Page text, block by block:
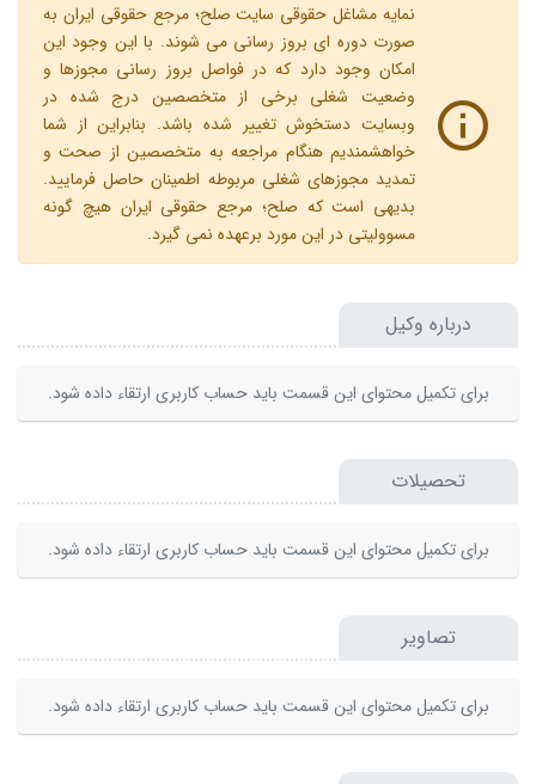
نمایه مشاغل حقوقی سایت صلح؛ مرجع حقوقی ایران به
صورت دوره ای بروز رسانی می شوند. با این وجود این
امکان وجود دارد که در فواصل بروز رسانی مجوزها و
وضعیت شغلی برخی از متخصصین درج شده در
وبسایت دستخوش تغییر شده باشد. بنابراین از شما
خواهشمندیم هنگام مراجعه به متخصصین از صحت و
تمدید مجوزهای شغلی مربوطه اطمینان حاصل فرمایید.
بدیهی است که صلح؛ مرجع حقوقی ایران هیچ گونه
مسوولیتی در این مورد برعهده نمی گیرد.
درباره وکیل
برای تکمیل محتوای این قسمت باید حساب کاربری ارتقاء داده شود.
تحصیلات
برای تکمیل محتوای این قسمت باید حساب کاربری ارتقاء داده شود.
تصاویر
برای تکمیل محتوای این قسمت باید حساب کاربری ارتقاء داده شود.